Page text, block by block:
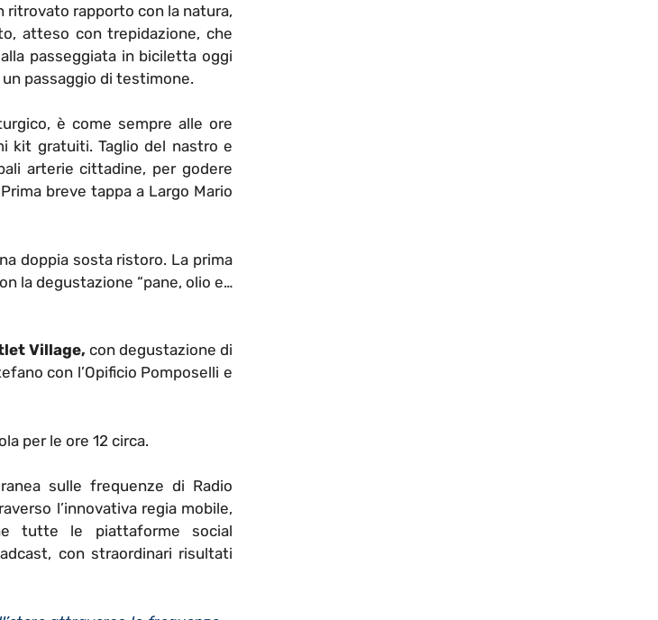
ritrovato rapporto con la natura,
atteso con trepidazione, che
passeggiata in biciletta oggi
passaggio di testimone.
è come sempre alle ore
kit gratuiti. Taglio del nastro e
arterie cittadine, per godere
breve tappa a Largo Mario
doppia sosta ristoro. La prima
la degustazione “pane, olio e…
Village, con degustazione di
con l’Opificio Pomposelli e
per le ore 12 circa.
sulle frequenze di Radio
l’innovativa regia mobile,
tutte le piattaforme social
con straordinari risultati